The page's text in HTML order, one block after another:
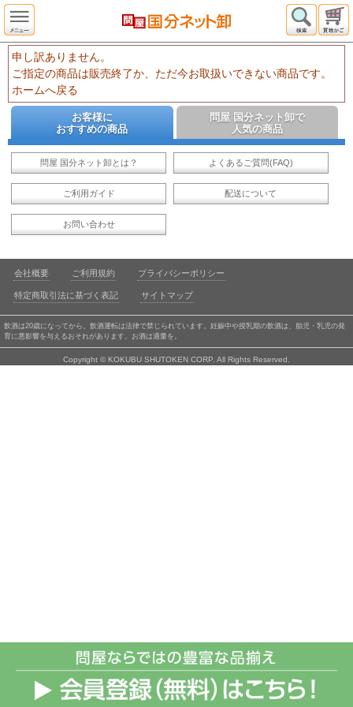
申し訳ありません。
ご指定の商品は販売終了か、ただ今お取扱いできない商品です。
ホームへ戻る
お客様に
おすすめの商品
問屋 国分ネット卸で
人気の商品
問屋 国分ネット卸とは？ よくあるご質問(FAQ)
ご利用ガイド 配送について
お問い合わせ
会社概要 ご利用規約 プライバシーポリシー
特定商取引法に基づく表記 サイトマップ
飲酒は20歳になってから。飲酒運転は法律で禁じられています。妊娠中や授乳期の飲酒は、胎児・乳児の発
育に悪影響を与えるおそれがあります。お酒は適量を。
Copyright © KOKUBU SHUTOKEN CORP. All Rights Reserved.